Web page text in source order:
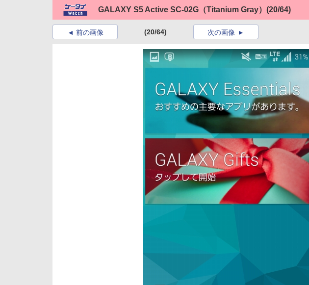
GALAXY S5 Active SC-02G（Titanium Gray） (20/64)
前の画像 (20/64) 次の画像